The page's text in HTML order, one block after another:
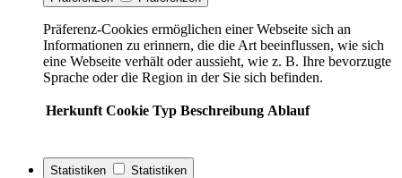
Präferenz-Cookies ermöglichen einer Webseite sich an
Informationen zu erinnern, die die Art beeinflussen, wie sich
eine Webseite verhält oder aussieht, wie z. B. Ihre bevorzugte
Sprache oder die Region in der Sie sich befinden.
Herkunft Cookie Typ Beschreibung Ablauf
Statistiken Statistiken